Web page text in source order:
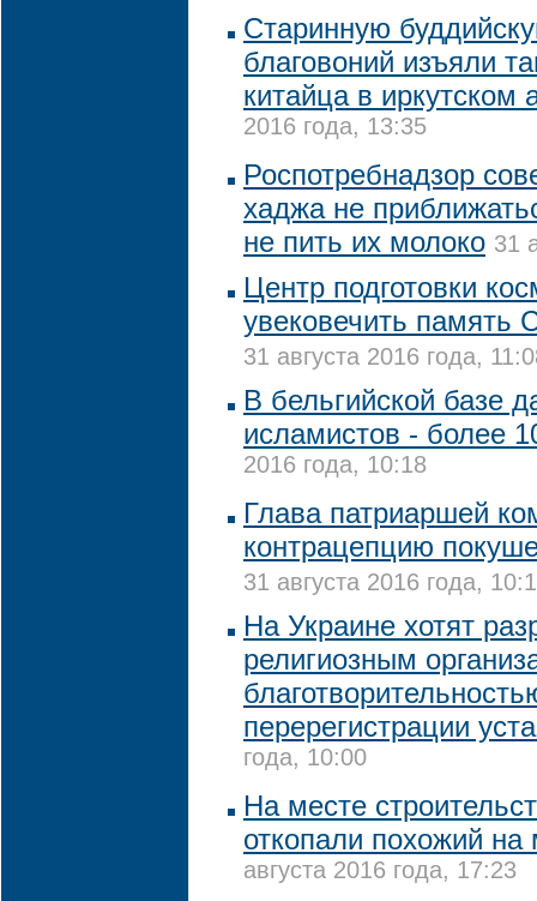
Старинную
благовоний изъяли
китайца в иркутском
2016 года, 13:35
Роспотребнадзор
хаджа не
не пить их молоко 31
Центр подготовки
увековечить память
31 августа 2016 года,
В бельгийской базе
исламистов - более
2016 года, 10:18
Глава патриаршей
контрацепцию
31 августа 2016 года,
На Украине хотят
религиозным
перерегистрации
года, 10:00
На месте
откопали похожий
августа 2016 года, 17:23